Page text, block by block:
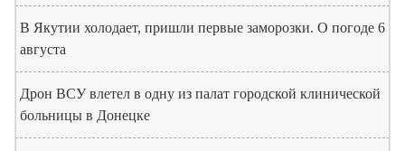
В Якутии холодает, пришли первые заморозки. О погоде 6
августа
Дрон ВСУ влетел в одну из палат городской клинической
больницы в Донецке